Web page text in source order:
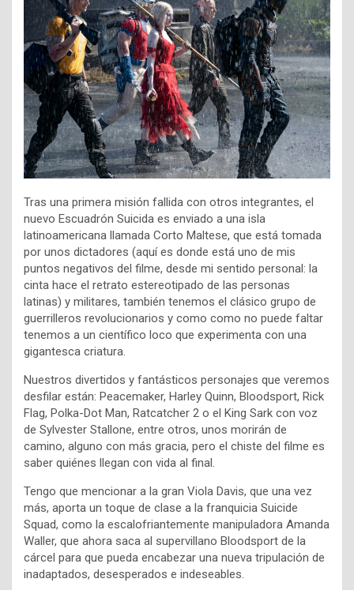
Tras una primera misión fallida con otros integrantes, el
nuevo Escuadrón Suicida es enviado a una isla
latinoamericana llamada Corto Maltese, que está tomada
por unos dictadores (aquí es donde está uno de mis
puntos negativos del filme, desde mi sentido personal: la
cinta hace el retrato estereotipado de las personas
latinas) y militares, también tenemos el clásico grupo de
guerrilleros revolucionarios y como como no puede faltar
tenemos a un científico loco que experimenta con una
gigantesca criatura.
Nuestros divertidos y fantásticos personajes que veremos
desfilar están: Peacemaker, Harley Quinn, Bloodsport, Rick
Flag, Polka-Dot Man, Ratcatcher 2 o el King Sark con voz
de Sylvester Stallone, entre otros, unos morirán de
camino, alguno con más gracia, pero el chiste del filme es
saber quiénes llegan con vida al final.
Tengo que mencionar a la gran Viola Davis, que una vez
más, aporta un toque de clase a la franquicia Suicide
Squad, como la escalofriantemente manipuladora Amanda
Waller, que ahora saca al supervillano Bloodsport de la
cárcel para que pueda encabezar una nueva tripulación de
inadaptados, desesperados e indeseables.